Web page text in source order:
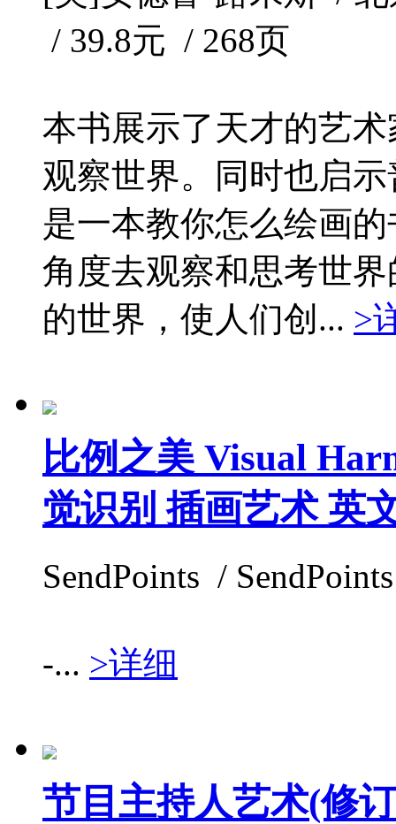
/ 39.8元 / 268页
本书展示了天才的艺
观察世界。同时也启
是一本教你怎么绘画
角度去观察和思考世
的世界，使人们创... >
比例之美 Visual
觉识别 插画艺术 英
SendPoints /
-... >详细
节目主持人艺术(修